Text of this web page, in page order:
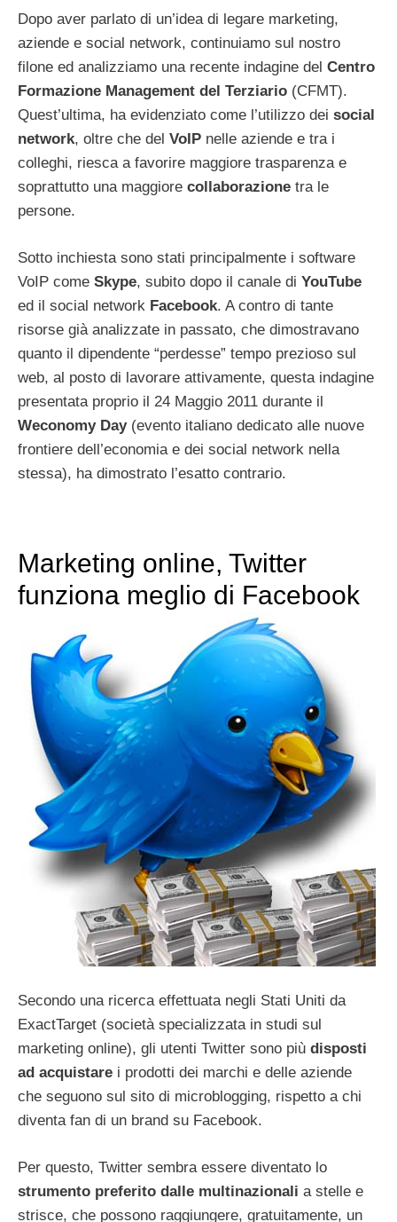
Dopo aver parlato di un’idea di legare marketing,
aziende e social network, continuiamo sul nostro
filone ed analizziamo una recente indagine del Centro
Formazione Management del Terziario (CFMT).
Quest’ultima, ha evidenziato come l’utilizzo dei social
network, oltre che del VoIP nelle aziende e tra i
colleghi, riesca a favorire maggiore trasparenza e
soprattutto una maggiore collaborazione tra le
persone.
Sotto inchiesta sono stati principalmente i software
VoIP come Skype, subito dopo il canale di YouTube
ed il social network Facebook. A contro di tante
risorse già analizzate in passato, che dimostravano
quanto il dipendente “perdesse” tempo prezioso sul
web, al posto di lavorare attivamente, questa indagine
presentata proprio il 24 Maggio 2011 durante il
Weconomy Day(evento italiano dedicato alle nuove
frontiere dell’economia e dei social network nella
stessa), ha dimostrato l’esatto contrario.
Marketing online, Twitter
funziona meglio di Facebook
Secondo una ricerca effettuata negli Stati Uniti da
ExactTarget (società specializzata in studi sul
marketing online), gli utenti Twitter sono più disposti
ad acquistare i prodotti dei marchi e delle aziende
che seguono sul sito di microblogging, rispetto a chi
diventa fan di un brand su Facebook.
Per questo, Twitter sembra essere diventato lo
strumento preferito dalle multinazionali a stelle e
strisce, che possono raggiungere, gratuitamente, un